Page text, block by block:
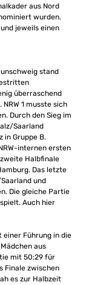
aus Nord
wurden.
jeweils einen
stand
überraschend
1 musste sich
Durch den Sieg im
Saarland
in Gruppe B.
internen ersten
Halbfinale
Das letzte
und
Die gleiche Partie
Auch hier
einer Führung in die
aus
mit 50:29 für
Finale zwischen
es zur Halbzeit